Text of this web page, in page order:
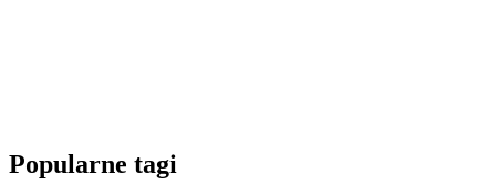
Popularne tagi